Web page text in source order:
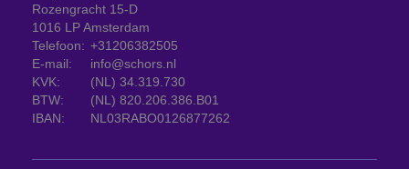
Rozengracht 15-D
1016 LP Amsterdam
Telefoon: +31206382505
E-mail:
info@schors.nl
KVK:
(NL) 34.319.730
BTW:
(NL) 820.206.386.B01
IBAN:
NL03RABO0126877262